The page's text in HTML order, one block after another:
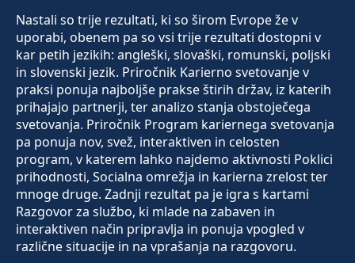
Nastali so trije rezultati, ki so širom Evrope že v
uporabi, obenem pa so vsi trije rezultati dostopni v
kar petih jezikih: angleški, slovaški, romunski, poljski
in slovenski jezik. Priročnik Karierno svetovanje v
praksi ponuja najboljše prakse štirih držav, iz katerih
prihajajo partnerji, ter analizo stanja obstoječega
svetovanja. Priročnik Program kariernega svetovanja
pa ponuja nov, svež, interaktiven in celosten
program, v katerem lahko najdemo aktivnosti Poklici
prihodnosti, Socialna omrežja in karierna zrelost ter
mnoge druge. Zadnji rezultat pa je igra s kartami
Razgovor za službo, ki mlade na zabaven in
interaktiven način pripravlja in ponuja vpogled v
različne situacije in na vprašanja na razgovoru.